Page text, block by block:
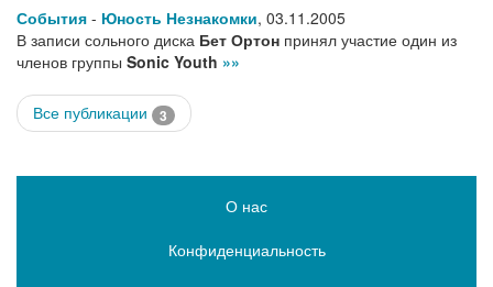
События - Юность Незнакомки, 03.11.2005
В записи сольного диска Бет Ортон принял участие один из
членов группы Sonic Youth »»
Все публикации 3
О нас
Конфиденциальность